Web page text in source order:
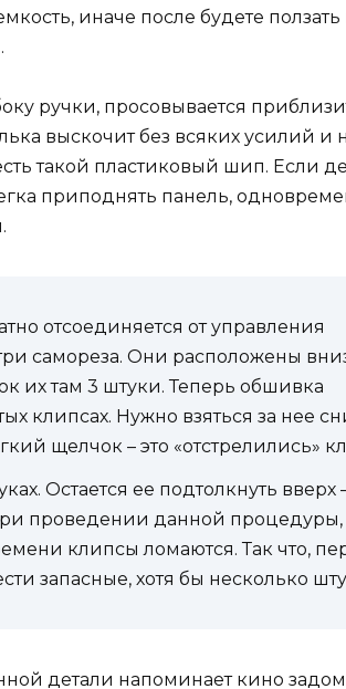
иначе после будете ползать
ручки, просовывается
выскочит без всяких усилий и
такой пластиковый шип. Если
приподнять панель,
отсоединяется от управления
самореза. Они расположены
их там 3 штуки. Теперь обшивка
клипсах. Нужно взяться за нее
щелчок – это «отстрелились»
Остается ее подтолкнуть вверх
проведении данной процедуры,
клипсы ломаются. Так что,
запасные, хотя бы несколько
детали напоминает кино задом